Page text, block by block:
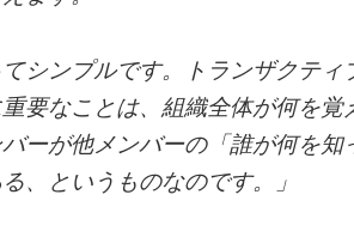
シンプルです。トランザクティ
要なことは、組織全体が何を覚
ーが他メンバーの「誰が何を知
、というものなのです。」